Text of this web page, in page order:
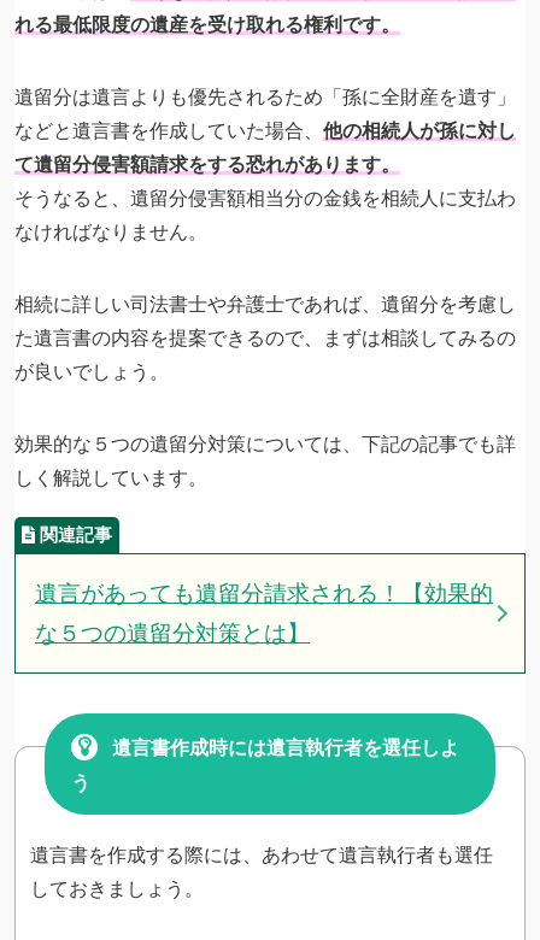
れる最低限度の遺産を受け取れる権利です。
​遺留分は遺言よりも優先されるため「孫に全財産を遺す」
などと遺言書を作成していた場合、​ 他の相続人が孫に対し
て遺留分侵害額請求をする恐れがあります。
そうなると、遺留分侵害額相当分の金銭を相続人に支払わ
なければなりません。
相続に詳しい司法書士や弁護士であれば、遺留分を考慮し
た遺言書の内容を提案できるので、まずは相談してみるの
が良いでしょう。
効果的な５つの遺留分対策については、下記の記事でも詳
しく解説しています。
遺言があっても遺留分請求される！【効果的
な５つの遺留分対策とは】
遺言書作成時には遺言執行者を選任しよ
う
遺言書を作成する際には、あわせて遺言執行者も選任
しておきましょう。